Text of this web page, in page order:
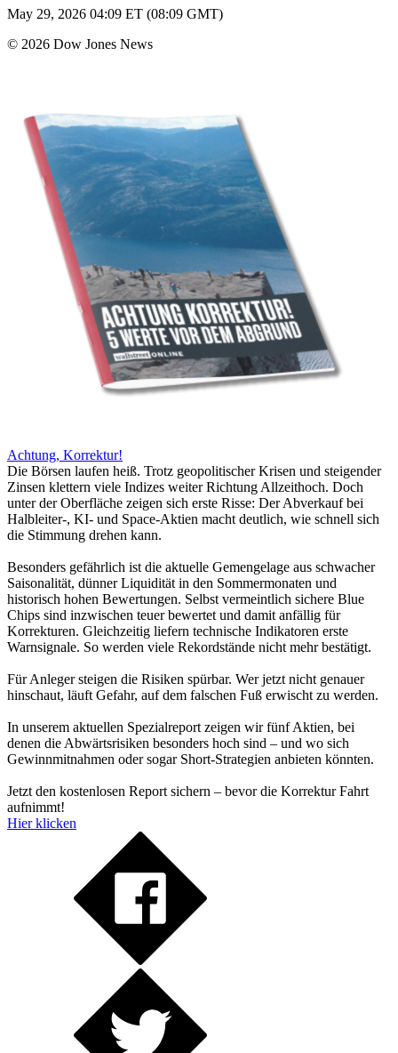
May 29, 2026 04:09 ET (08:09 GMT)
© 2026 Dow Jones News
Achtung, Korrektur!
Die Börsen laufen heiß. Trotz geopolitischer Krisen und steigender
Zinsen klettern viele Indizes weiter Richtung Allzeithoch. Doch
unter der Oberfläche zeigen sich erste Risse: Der Abverkauf bei
Halbleiter-, KI- und Space-Aktien macht deutlich, wie schnell sich
die Stimmung drehen kann.
Besonders gefährlich ist die aktuelle Gemengelage aus schwacher
Saisonalität, dünner Liquidität in den Sommermonaten und
historisch hohen Bewertungen. Selbst vermeintlich sichere Blue
Chips sind inzwischen teuer bewertet und damit anfällig für
Korrekturen. Gleichzeitig liefern technische Indikatoren erste
Warnsignale. So werden viele Rekordstände nicht mehr bestätigt.
Für Anleger steigen die Risiken spürbar. Wer jetzt nicht genauer
hinschaut, läuft Gefahr, auf dem falschen Fuß erwischt zu werden.
In unserem aktuellen Spezialreport zeigen wir fünf Aktien, bei
denen die Abwärtsrisiken besonders hoch sind – und wo sich
Gewinnmitnahmen oder sogar Short-Strategien anbieten könnten.
Jetzt den kostenlosen Report sichern – bevor die Korrektur Fahrt
aufnimmt!
Hier klicken